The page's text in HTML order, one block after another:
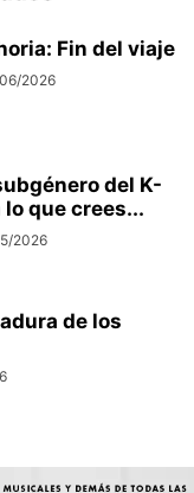
Fin del viaje
2026
del K-
que crees...
2026
de los